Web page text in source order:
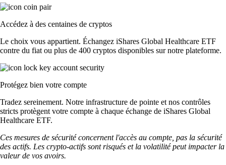
Accédez à des centaines de cryptos
Le choix vous appartient. Échangez iShares Global Healthcare ETF
contre du fiat ou plus de 400 cryptos disponibles sur notre plateforme.
Protégez bien votre compte
Tradez sereinement. Notre infrastructure de pointe et nos contrôles
stricts protègent votre compte à chaque échange de iShares Global
Healthcare ETF.
Ces mesures de sécurité concernent l'accès au compte, pas la sécurité
des actifs. Les crypto-actifs sont risqués et la volatilité peut impacter la
valeur de vos avoirs.